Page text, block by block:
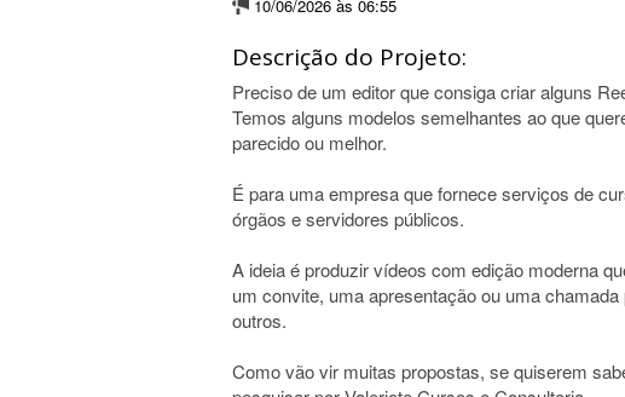
10/06/2026 às 06:55
Descrição do Projeto:
Preciso de um editor que consiga criar alguns
Temos alguns modelos semelhantes ao que
parecido ou melhor.
É para uma empresa que fornece serviços de
órgãos e servidores públicos.
A ideia é produzir vídeos com edição moderna
um convite, uma apresentação ou uma
outros.
Como vão vir muitas propostas, se quiserem